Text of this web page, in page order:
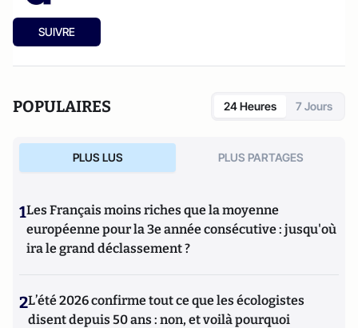
SUIVRE
POPULAIRES 24 Heures 7 Jours
PLUS LUS PLUS PARTAGES
1Les Français moins riches que la moyenne
européenne pour la 3e année consécutive : jusqu'où
ira le grand déclassement ?
2L’été 2026 confirme tout ce que les écologistes
disent depuis 50 ans : non, et voilà pourquoi